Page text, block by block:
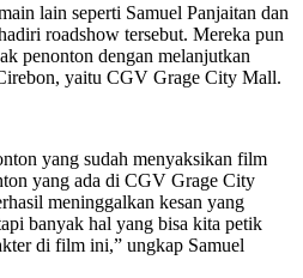
lain seperti Samuel Panjaitan dan
roadshow tersebut. Mereka pun
penonton dengan melanjutkan
yaitu CGV Grage City Mall.
yang sudah menyaksikan film
yang ada di CGV Grage City
meninggalkan kesan yang
banyak hal yang bisa kita petik
di film ini,” ungkap Samuel